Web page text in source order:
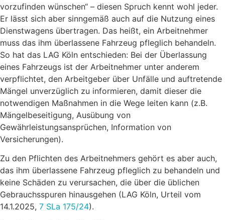
vorzufinden wünschen“ – diesen Spruch kennt wohl jeder.
Er lässt sich aber sinngemäß auch auf die Nutzung eines
Dienstwagens übertragen. Das heißt, ein Arbeitnehmer
muss das ihm überlassene Fahrzeug pfleglich behandeln.
So hat das LAG Köln entschieden: Bei der Überlassung
eines Fahrzeugs ist der Arbeitnehmer unter anderem
verpflichtet, den Arbeitgeber über Unfälle und auftretende
Mängel unverzüglich zu informieren, damit dieser die
notwendigen Maßnahmen in die Wege leiten kann (z.B.
Mängelbeseitigung, Ausübung von
Gewährleistungsansprüchen, Information von
Versicherungen).
Zu den Pflichten des Arbeitnehmers gehört es aber auch,
das ihm überlassene Fahrzeug pfleglich zu behandeln und
keine Schäden zu verursachen, die über die üblichen
Gebrauchsspuren hinausgehen (LAG Köln, Urteil vom
14.1.2025, 7 SLa 175/24).